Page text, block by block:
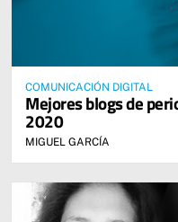
COMUNICACIÓN DIGITAL
Mejores blogs de
2020
MIGUEL GARCÍA